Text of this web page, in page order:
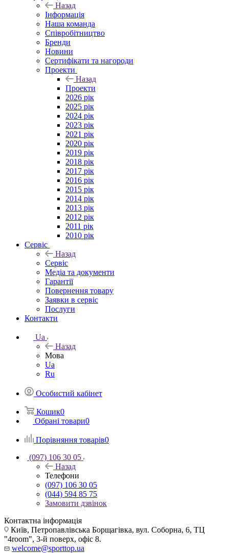
Назад
Інформація
Наша команда
Співробітництво
Бренди
Новини
Сертифікати та нагороди
Проекти
Назад
Проекти
2026 рік
2025 рік
2024 рік
2023 рік
2021 рік
2020 рік
2019 рік
2018 рік
2017 рік
2016 рік
2015 рік
2014 рік
2013 рік
2012 рік
2011 рік
2010 рік
Сервіс
Назад
Сервіс
Медіа та документи
Гарантії
Повернення товару
Заявки в сервіс
Послуги
Контакти
Ua
Назад
Мова
Ua
Ru
Особистий кабінет
Кошик0
Обрані товари0
Порівняння товарів0
(097) 106 30 05
Назад
Телефони
(097) 106 30 05
(044) 594 85 75
Замовити дзвінок
Контактна інформація
Київ, Петропавлівська Борщагівка, вул. Соборна, 6, ТЦ
"4room", 3-й поверх, офіс 8.
welcome@sporttop.ua